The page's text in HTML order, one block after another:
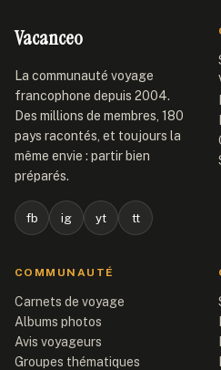
Vacanceo
La communauté voyage
francophone depuis 2004.
Des millions de membres, 180
pays racontés, et toujours la
même envie : partir bien
préparés.
fb ig yt tt
COMMUNAUTÉ
Carnets de voyage
Albums photos
Avis voyageurs
Groupes thématiques